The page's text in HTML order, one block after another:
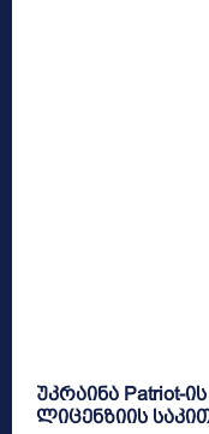
უკრაინა Patriot-
ლიცენზიის